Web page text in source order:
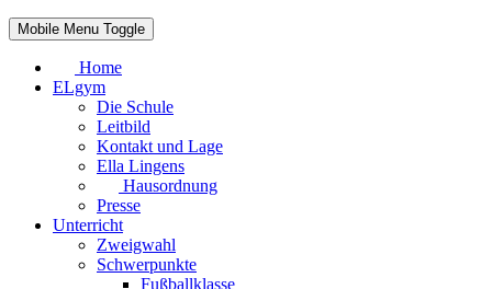
Mobile Menu Toggle
Home
ELgym
Die Schule
Leitbild
Kontakt und Lage
Ella Lingens
Hausordnung
Presse
Unterricht
Zweigwahl
Schwerpunkte
Fußballklasse